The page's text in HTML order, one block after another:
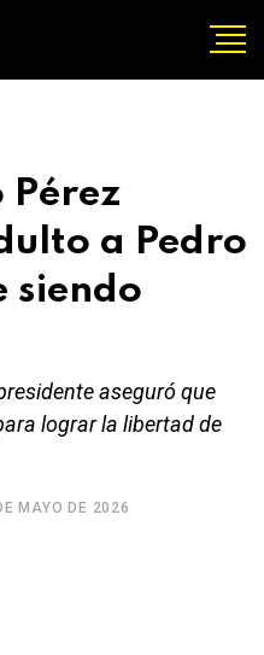
Pérez
a Pedro
siendo
aseguró que
lograr la libertad de
MAYO DE 2026